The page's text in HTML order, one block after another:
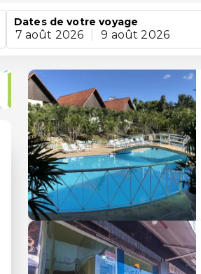
Dates de votre voyage
7 août 2026 9 août 2026